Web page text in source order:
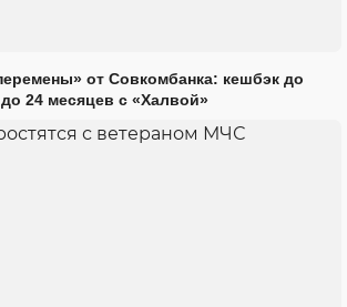
от Совкомбанка: кешбэк до
24 месяцев с «Халвой»